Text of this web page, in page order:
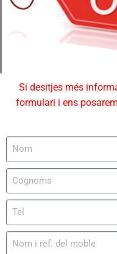
Si desitjes més
formulari i ens